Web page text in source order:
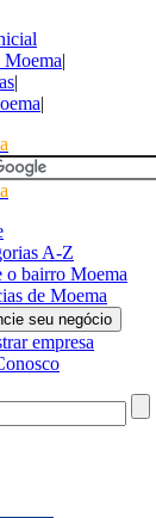
|
|
|
A-Z
o bairro Moema
de Moema
seu negócio
empresa